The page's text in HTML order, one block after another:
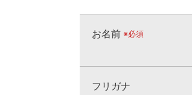
お名前 ※必須
フリガナ